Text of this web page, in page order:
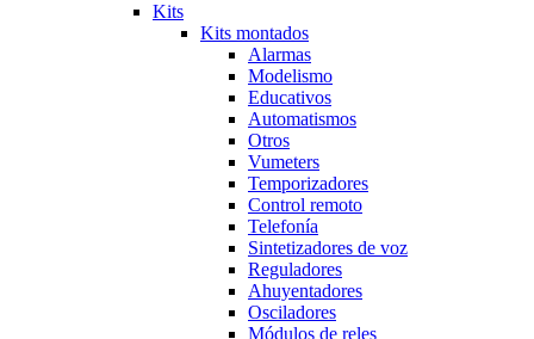
Kits
Kits montados
Alarmas
Modelismo
Educativos
Automatismos
Otros
Vumeters
Temporizadores
Control remoto
Telefonía
Sintetizadores de voz
Reguladores
Ahuyentadores
Osciladores
Módulos de reles